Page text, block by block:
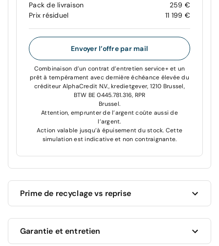
Pack de livraison
259 €
Prix résiduel
11 199 €
Envoyer l’offre par mail
Combinaison d’un contrat d’entretien service+ et un
prêt à tempérament avec dernière échéance élevée du
créditeur AlphaCredit N.V., kredietgever, 1210 Brussel,
BTW BE 0445.781.316, RPR
Brussel.
Attention, emprunter de l’argent coûte aussi de
l’argent.
Action valable jusqu’à épuisement du stock. Cette
simulation est indicative et non contraignante.
Prime de recyclage vs reprise
votre voiture actuelle !
Garantie et entretien